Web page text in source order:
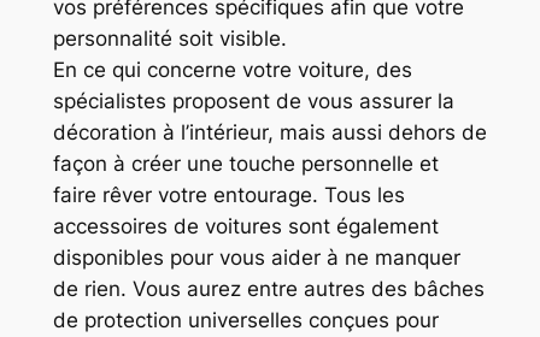
vos préférences spécifiques afin que votre
personnalité soit visible.
En ce qui concerne votre voiture, des
spécialistes proposent de vous assurer la
décoration à l’intérieur, mais aussi dehors de
façon à créer une touche personnelle et
faire rêver votre entourage. Tous les
accessoires de voitures sont également
disponibles pour vous aider à ne manquer
de rien. Vous aurez entre autres des bâches
de protection universelles conçues pour